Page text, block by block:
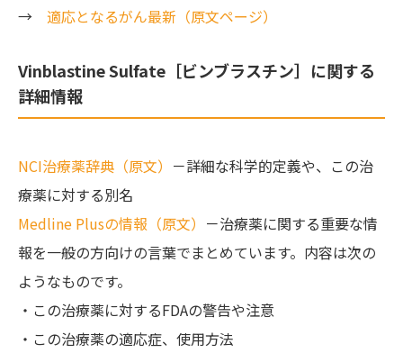
→ 適応となるがん最新（原文ページ）
Vinblastine Sulfate［ビンブラスチン］に関する
詳細情報
NCI治療薬辞典（原文） －詳細な科学的定義や、この治
療薬に対する別名
Medline Plusの情報（原文） －治療薬に関する重要な情
報を一般の方向けの言葉でまとめています。内容は次の
ようなものです。
・この治療薬に対するFDAの警告や注意
・この治療薬の適応症、使用方法